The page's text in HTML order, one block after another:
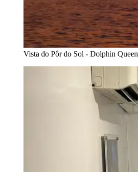
Vista do Pôr do Sol - Dolphin Queen